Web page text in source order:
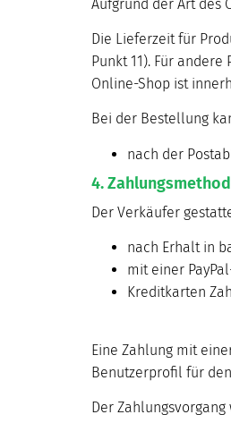
Aufgrund der Art des
Die Lieferzeit für
Punkt 11). Für
Online-Shop ist
Bei der Bestellung
nach der
4.
Der Verkäufer
nach Erhalt in
mit einer
Kreditkarten
Eine Zahlung mit
Benutzerprofil für
Der